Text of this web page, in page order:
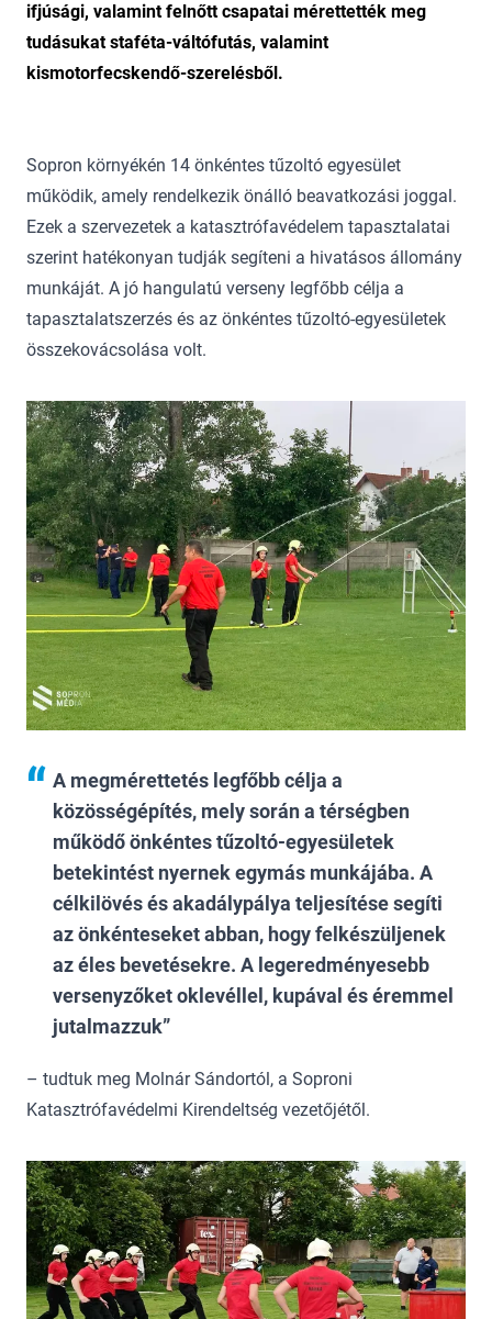
ifjúsági, valamint felnőtt csapatai mérettették meg
tudásukat staféta-váltófutás, valamint
kismotorfecskendő-szerelésből.
Sopron környékén 14 önkéntes tűzoltó egyesület
működik, amely rendelkezik önálló beavatkozási joggal.
Ezek a szervezetek a katasztrófavédelem tapasztalatai
szerint hatékonyan tudják segíteni a hivatásos állomány
munkáját. A jó hangulatú verseny legfőbb célja a
tapasztalatszerzés és az önkéntes tűzoltó-egyesületek
összekovácsolása volt.
A megmérettetés legfőbb célja a
közösségépítés, mely során a térségben
működő önkéntes tűzoltó-egyesületek
betekintést nyernek egymás munkájába. A
célkilövés és akadálypálya teljesítése segíti
az önkénteseket abban, hogy felkészüljenek
az éles bevetésekre. A legeredményesebb
versenyzőket oklevéllel, kupával és éremmel
jutalmazzuk
– tudtuk meg Molnár Sándortól, a Soproni
Katasztrófavédelmi Kirendeltség vezetőjétől.